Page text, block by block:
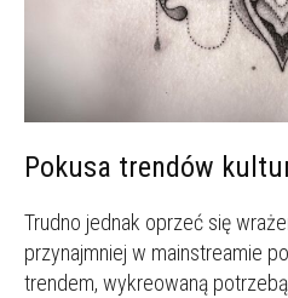
Pokusa trendów
Trudno jednak oprzeć się
przynajmniej w mainstreamie
trendem, wykreowaną